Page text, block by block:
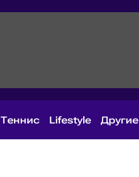
Теннис Lifestyle Другие